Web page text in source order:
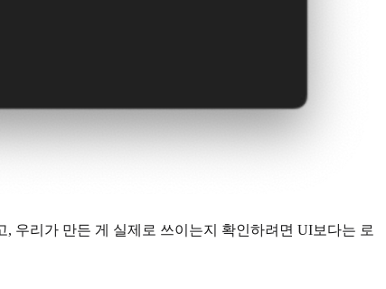
우리가 만든 게 실제로 쓰이는지 확인하려면 UI보다는 로